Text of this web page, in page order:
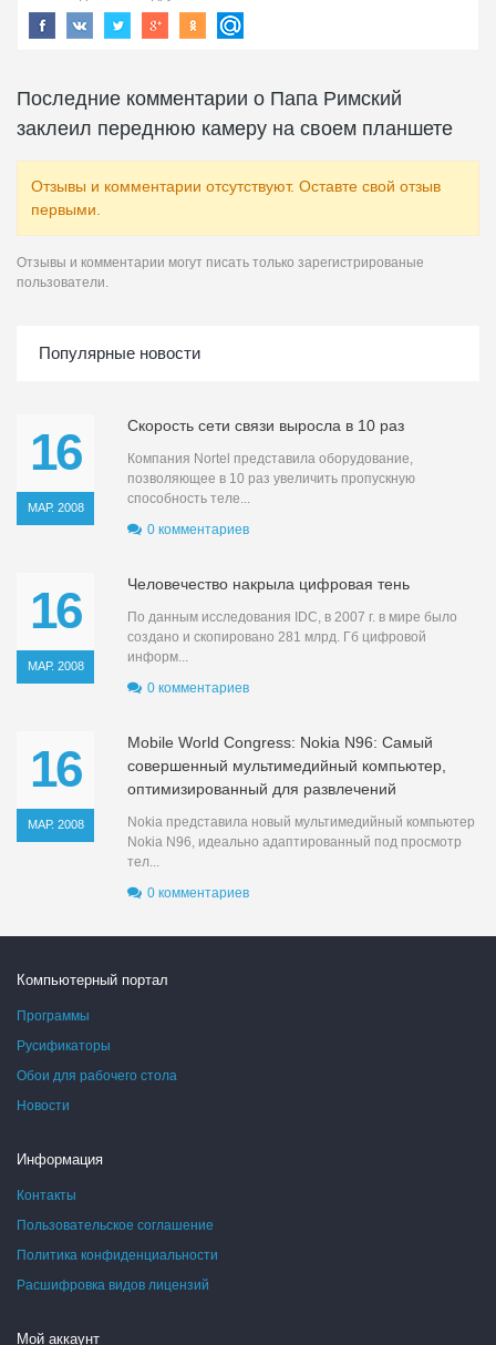
Последние комментарии о Папа Римский
заклеил переднюю камеру на своем планшете
Отзывы и комментарии отсутствуют. Оставте свой отзыв
первыми.
Отзывы и комментарии могут писать только зарегистрированые
пользователи.
Популярные новости
16
МАР. 2008
Скорость сети связи выросла в 10 раз
Компания Nortel представила оборудование,
позволяющее в 10 раз увеличить пропускную
способность теле...
0 комментариев
16
МАР. 2008
Человечество накрыла цифровая тень
По данным исследования IDC, в 2007 г. в мире было
создано и скопировано 281 млрд. Гб цифровой
информ...
0 комментариев
16
МАР. 2008
Mobile World Congress: Nokia N96: Самый
совершенный мультимедийный компьютер,
оптимизированный для развлечений
Nokia представила новый мультимедийный компьютер
Nokia N96, идеально адаптированный под просмотр
тел...
0 комментариев
Компьютерный портал
Программы
Русификаторы
Обои для рабочего стола
Новости
Информация
Контакты
Пользовательское соглашение
Политика конфиденциальности
Расшифровка видов лицензий
Мой аккаунт